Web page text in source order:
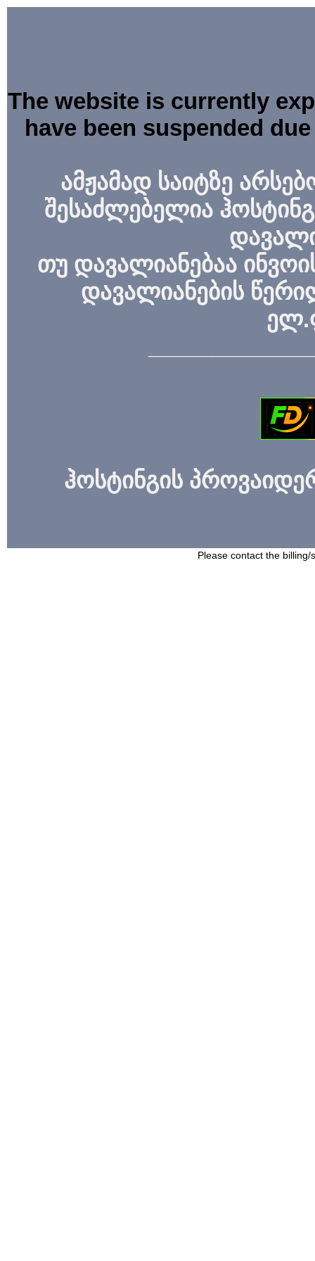
The website is currently
have been suspended
ამჟამად საიტზე
შესაძლებელია
თუ დავალიანებაა
დავალიანების
ჰოსტინგის
Please contact the